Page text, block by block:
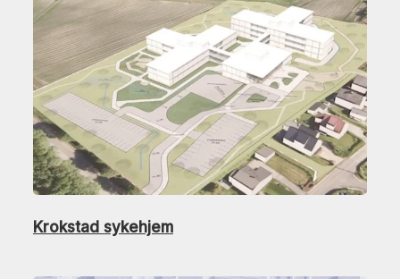
Krokstad sykehjem